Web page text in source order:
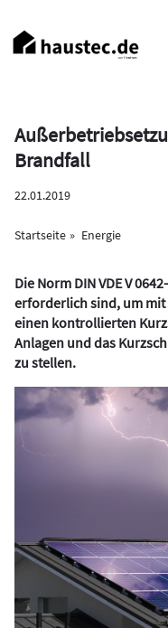
zum
Inhalt
Brandfall
22.01.2019
Startseite Energie
Die Norm DIN VDE V
erforderlich sind, um mit
einen kontrollierten
Anlagen und das
zu stellen.